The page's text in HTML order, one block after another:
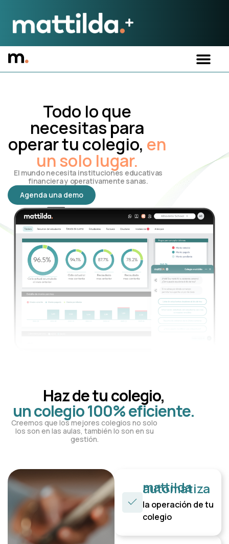
Todo lo que
necesitas para
operar tu colegio, en
un solo lugar.
El mundo necesita instituciones educativas
financiera y operativamente sanas.
Agenda una demo
Haz de tu colegio,
un colegio 100% eficiente.
Creemos que los mejores colegios no solo
los son en las aulas, también lo son en su
gestión.
mattilda
automatiza
la operación de tu
colegio